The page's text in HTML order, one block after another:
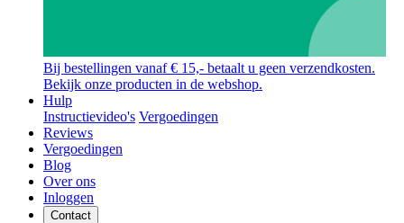
Bij bestellingen vanaf € 15,- betaalt u geen verzendkosten.
Bekijk onze producten in de webshop.
Hulp
Instructievideo's Vergoedingen
Reviews
Vergoedingen
Blog
Over ons
Inloggen
Contact